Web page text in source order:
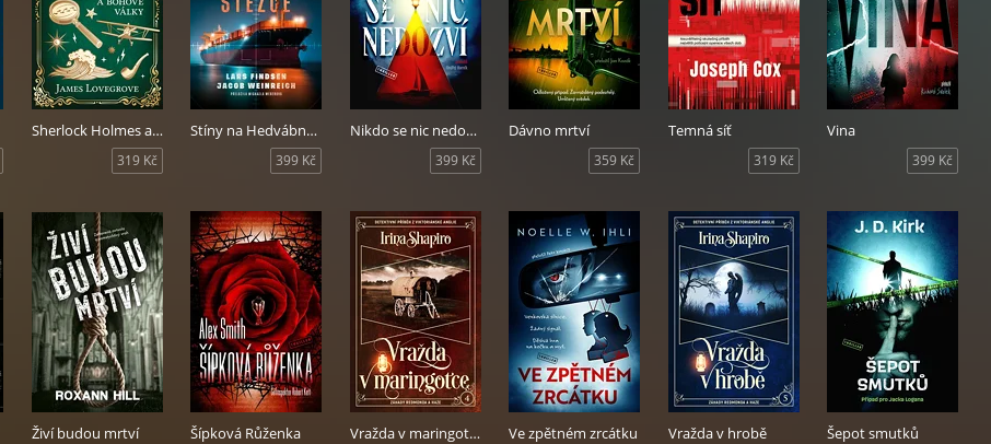
Sherlock Holmes a Bohové války
319 Kč
Stíny na Hedvábné stezce
399 Kč
Nikdo se nic nedozví
399 Kč
Dávno mrtví
359 Kč
Temná síť
319 Kč
Vina
399 Kč
Živí budou mrtví Šípková Růženka Vražda v maringotce Ve zpětném zrcátku Vražda v hrobě Šepot smutků